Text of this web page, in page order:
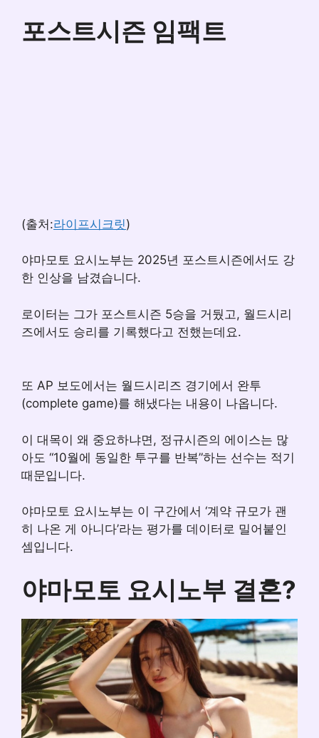
포스트시즌 임팩트
(출처:라이프시크릿)
야마모토 요시노부는 2025년 포스트시즌에서도 강
한 인상을 남겼습니다.
로이터는 그가 포스트시즌 5승을 거뒀고, 월드시리
즈에서도 승리를 기록했다고 전했는데요.
또 AP 보도에서는 월드시리즈 경기에서 완투
(complete game)를 해냈다는 내용이 나옵니다.
이 대목이 왜 중요하냐면, 정규시즌의 에이스는 많
아도 “10월에 동일한 투구를 반복”하는 선수는 적기
때문입니다.
야마모토 요시노부는 이 구간에서 ‘계약 규모가 괜
히 나온 게 아니다’라는 평가를 데이터로 밀어붙인
셈입니다.
야마모토 요시노부 결혼?